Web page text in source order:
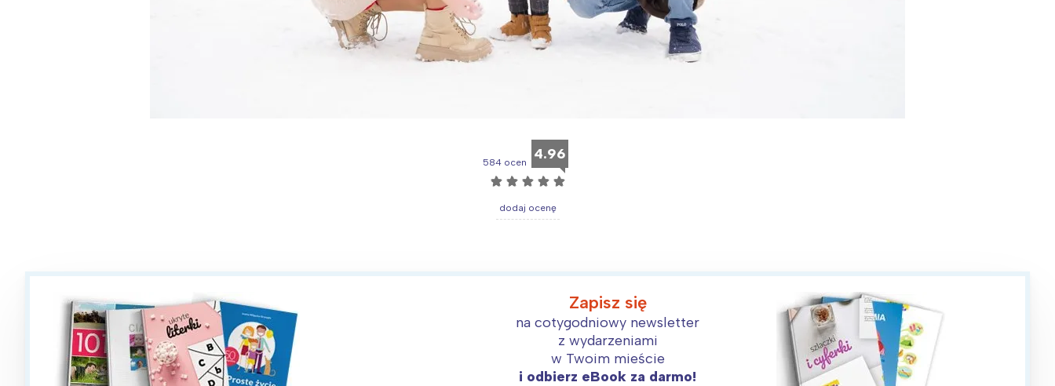
584 ocen 4.96
☆ ☆ ☆ ☆ ☆
dodaj ocenę
Zapisz się
na cotygodniowy newsletter
z wydarzeniami
w Twoim mieście
i odbierz eBook za darmo!